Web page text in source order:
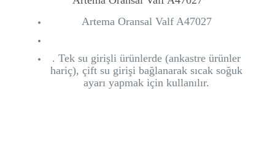
Artema Oransal Valf A47027
. Tek su girişli ürünlerde (ankastre ürünler
hariç), çift su girişi bağlanarak sıcak soğuk
ayarı yapmak için kullanılır.